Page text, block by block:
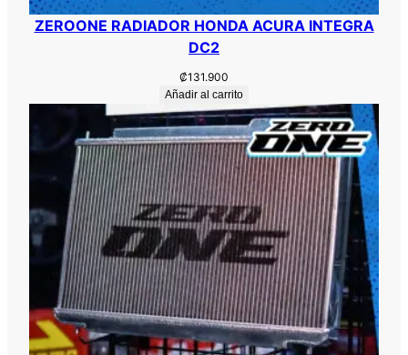
ZEROONE RADIADOR HONDA ACURA INTEGRA
DC2
₡131.900
Añadir al carrito